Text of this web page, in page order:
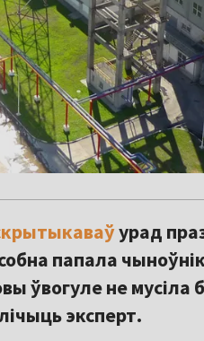
урад
папала
ўвогуле не
эксперт.